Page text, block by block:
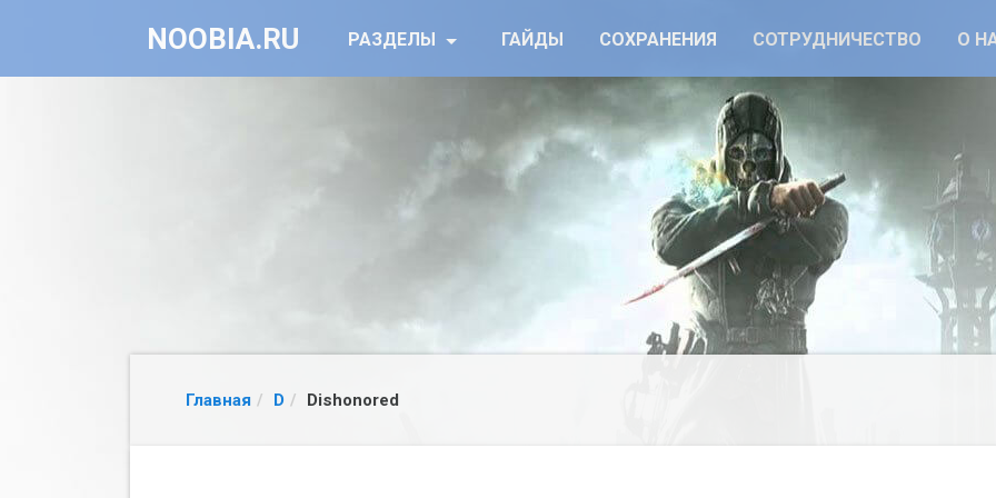
NOOBIA.RU РАЗДЕЛЫ ГАЙДЫ СОХРАНЕНИЯ СОТРУДНИЧЕСТВО О
Главная D Dishonored